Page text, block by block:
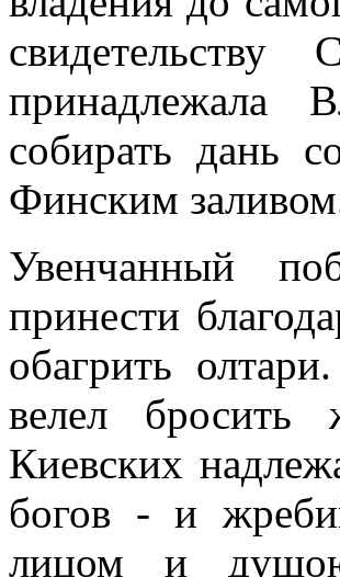
свидетельству
принадлежала
собирать дань
Финским
Увенчанный
принести
обагрить
велел
Киевских
богов - и
лицом и